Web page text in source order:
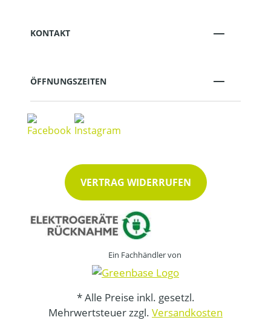
KONTAKT
ÖFFNUNGSZEITEN
VERTRAG WIDERRUFEN
Ein Fachhändler von
* Alle Preise inkl. gesetzl.
Mehrwertsteuer zzgl. Versandkosten